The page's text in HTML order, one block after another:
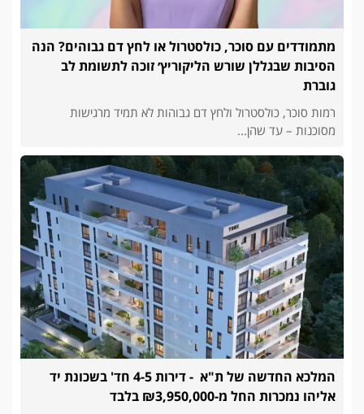
מתמודדים עם סוכר, כולסטרול או לחץ דם גבוהים? הנה
הסיבות שבגללן שורש הליקוריץ׳ זוכה לתשומת לב
גוברת
רמות סוכר, כולסטרול ולחץ דם גבוהות לא תמיד מרגישות
מסוכנות – עד שהן...
המלכא החדשה של ת"א - דירות 4-5 חד' בשכונת יד
אליהו נמכרות החל מ-₪3,950,000 בלבד